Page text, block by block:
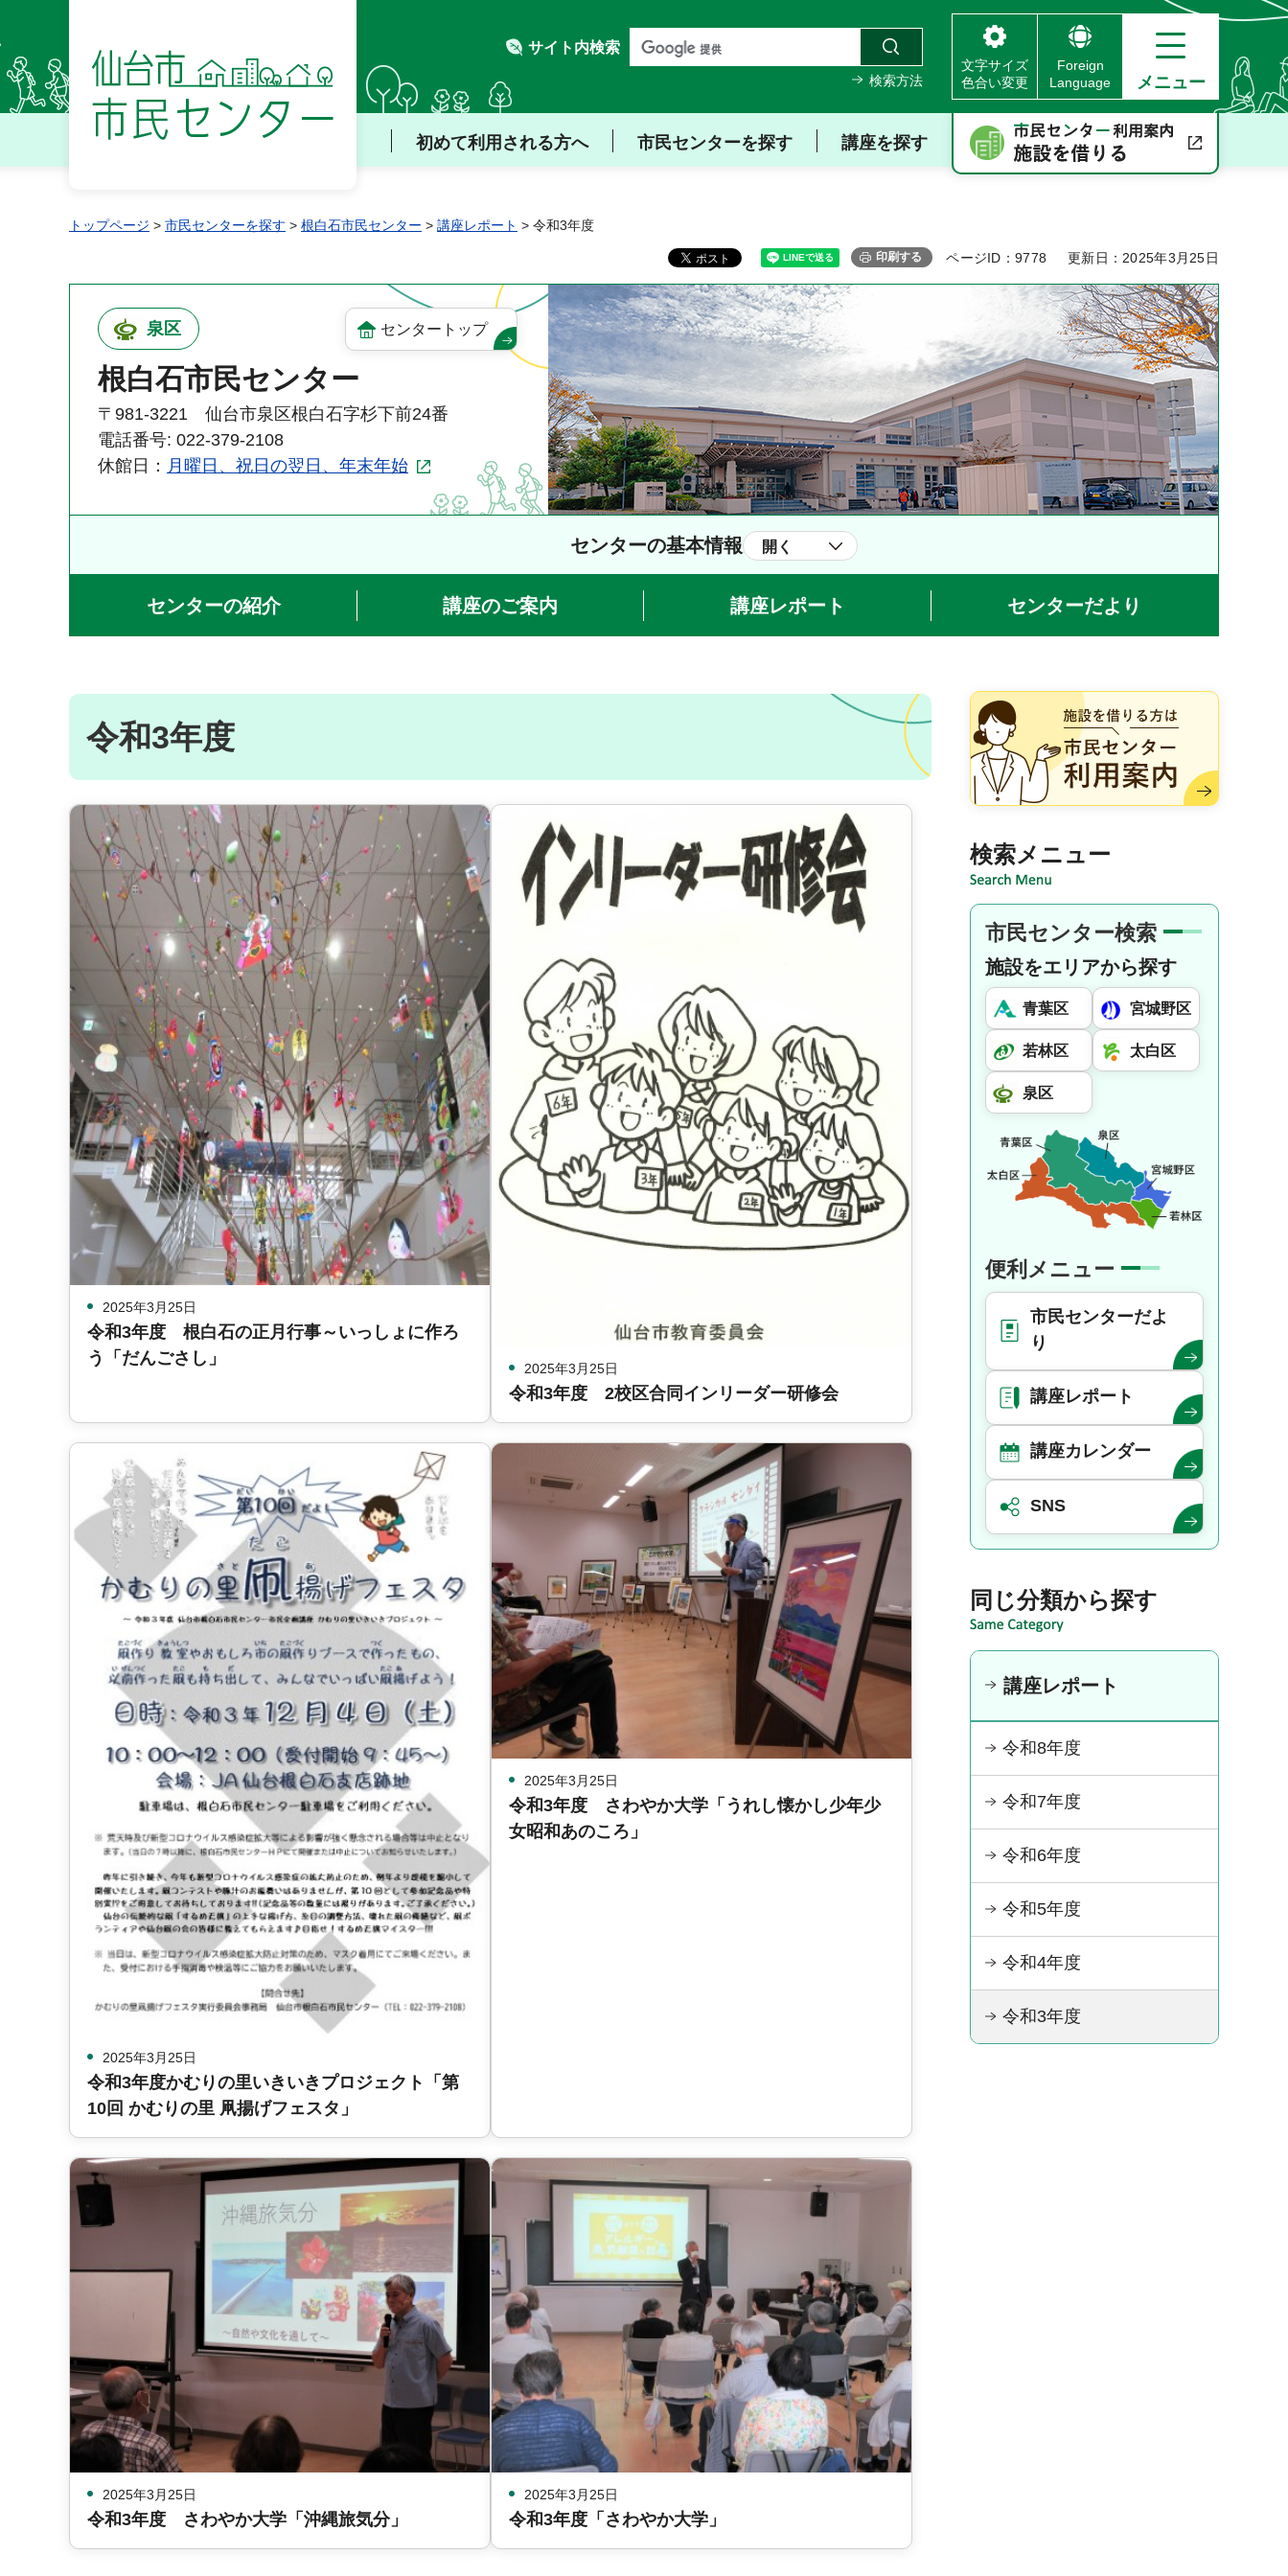
仙台市 市民センター
サイト内検索
検索方法
文字サイズ
色合い変更
Foreign
Language
メニュー
初めて利用される方へ 市民センターを探す 講座を探す
トップページ > 市民センターを探す > 根白石市民センター > 講座レポート > 令和3年度
印刷する ページID：9778 更新日：2025年3月25日
泉区 センタートップ
根白石市民センター
〒981-3221 仙台市泉区根白石字杉下前24番
電話番号: 022-379-2108
休館日： 月曜日、祝日の翌日、年末年始
センターの基本情報 開く
センターの紹介 講座のご案内 講座レポート センターだより
令和3年度
2025年3月25日
令和3年度 根白石の正月行事～いっしょに作ろ
う「だんごさし」
2025年3月25日
令和3年度 2校区合同インリーダー研修会
2025年3月25日
令和3年度かむりの里いきいきプロジェクト「第
10回 かむりの里 凧揚げフェスタ」
2025年3月25日
令和3年度 さわやか大学「うれし懐かし少年少
女昭和あのころ」
2025年3月25日
令和3年度 さわやか大学「沖縄旅気分」
2025年3月25日
令和3年度「さわやか大学」
施設を借りる方は市民センター
利用案内
検索メニュー
市民センター検索
施設をエリアから探す
青葉区 宮城野区
若林区 太白区
泉区
便利メニュー
市民センターだよ
り
講座レポート
講座カレンダー
SNS
同じ分類から探す
講座レポート
令和8年度
令和7年度
令和6年度
令和5年度
令和4年度
令和3年度